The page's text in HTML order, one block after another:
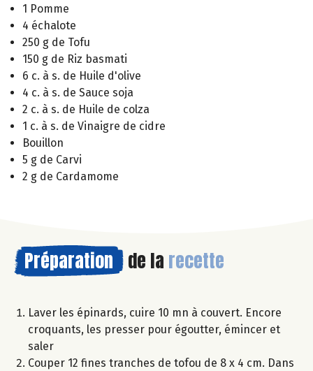
1 Pomme
4 échalote
250 g de Tofu
150 g de Riz basmati
6 c. à s. de Huile d'olive
4 c. à s. de Sauce soja
2 c. à s. de Huile de colza
1 c. à s. de Vinaigre de cidre
Bouillon
5 g de Carvi
2 g de Cardamome
Préparation de la recette
Laver les épinards, cuire 10 mn à couvert. Encore
croquants, les presser pour égoutter, émincer et
saler
Couper 12 fines tranches de tofou de 8 x 4 cm. Dans